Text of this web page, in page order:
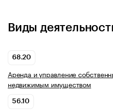
Виды
68.20
Аренда и управление
недвижимым имуществом
56.10